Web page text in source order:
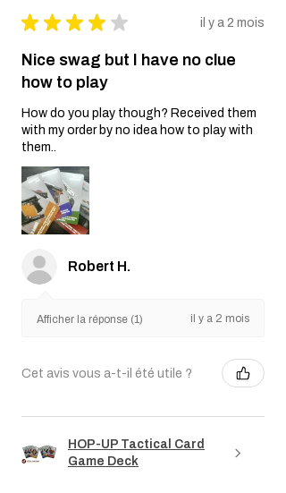
★ ★ ★ ★ ★ il y a 2 mois
Nice swag but I have no clue
how to play
How do you play though? Received them
with my order by no idea how to play with
them..
Robert H.
Afficher la réponse (1) il y a 2 mois
Cet avis vous a-t-il été utile ?
HOP-UP Tactical Card
Game Deck